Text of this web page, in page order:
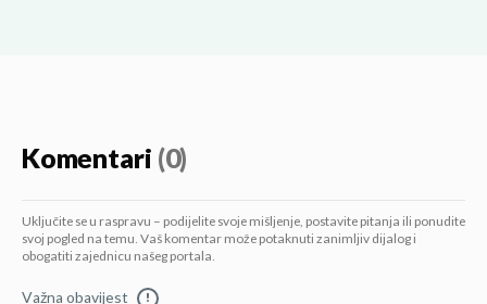
Komentari (0)
Uključite se u raspravu – podijelite svoje mišljenje, postavite pitanja ili ponudite
svoj pogled na temu. Vaš komentar može potaknuti zanimljiv dijalog i
obogatiti zajednicu našeg portala.
Važna obavijest !